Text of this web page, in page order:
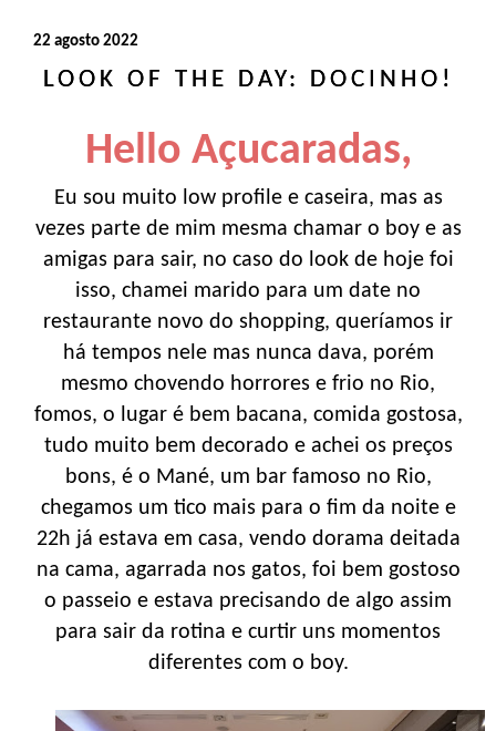
22 agosto 2022
LOOK OF THE DAY: DOCINHO!
Hello Açucaradas,
Eu sou muito low profile e caseira, mas as
vezes parte de mim mesma chamar o boy e as
amigas para sair, no caso do look de hoje foi
isso, chamei marido para um date no
restaurante novo do shopping, queríamos ir
há tempos nele mas nunca dava, porém
mesmo chovendo horrores e frio no Rio,
fomos, o lugar é bem bacana, comida gostosa,
tudo muito bem decorado e achei os preços
bons, é o Mané, um bar famoso no Rio,
chegamos um tico mais para o fim da noite e
22h já estava em casa, vendo dorama deitada
na cama, agarrada nos gatos, foi bem gostoso
o passeio e estava precisando de algo assim
para sair da rotina e curtir uns momentos
diferentes com o boy.